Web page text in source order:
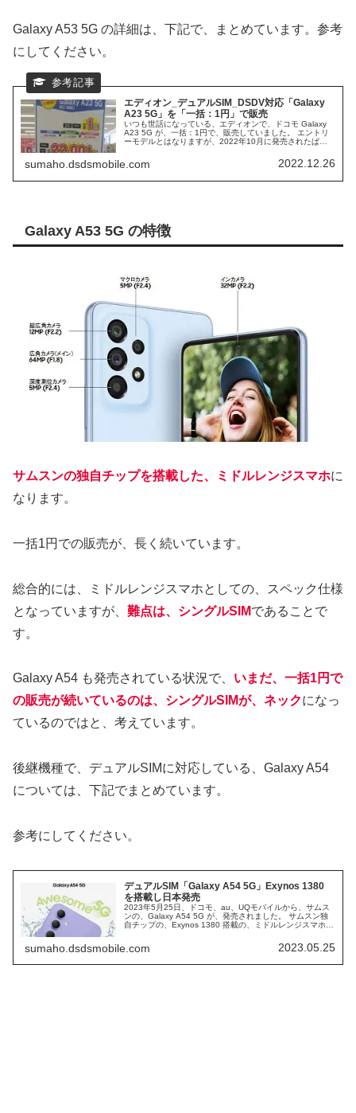
Galaxy A53 5G の詳細は、下記で、まとめています。参考
にしてください。
エディオン_デュアルSIM_DSDV対応「Galaxy
A23 5G」を「一括：1円」で販売
いつも世話になっている、エディオンで、ドコモ Galaxy
A23 5G が、一括：1円で、販売していました。 エントリ
ーモデルとはなりますが、2022年10月に発売されたばか
質と違い、2年後の残債や、返却などを、考える必要はあ
りません。
sumaho.dsdsmobile.com 2022.12.26
Galaxy A53 5G の特徴
サムスンの独自チップを搭載した、ミドルレンジスマホに
なります。
一括1円での販売が、長く続いています。
総合的には、ミドルレンジスマホとしての、スペック仕様
となっていますが、 難点は、シングルSIMであることで
す。
Galaxy A54 も発売されている状況で、 いまだ、一括1円で
の販売が続いているのは、シングルSIMが、ネックになっ
ているのではと、考えています。
後継機種で、デュアルSIMに対応している、Galaxy A54
については、下記でまとめています。
参考にしてください。
デュアルSIM「Galaxy A54 5G」Exynos 1380
を搭載し日本発売
2023年5月25日、ドコモ、au、UQモバイルから、サムス
ンの、Galaxy A54 5G が、発売されました。 サムスン独
自チップの、Exynos 1380 搭載の、ミドルレンジスマホに
Pixel 7a と比較しつつ、スペックを確認していきます。
sumaho.dsdsmobile.com 2023.05.25